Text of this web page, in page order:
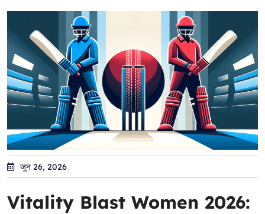
जून 26, 2026
Vitality Blast Women 2026: